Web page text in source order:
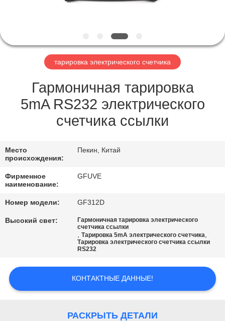
КАЧЕСТВА
СВЯЖИТЕСЬ
МЫ
НОВОСТИ
СПРОСИТЕ
КАРТА
САЙТА
тарировка электрического счетчика
Гармоничная тарировка
5mA RS232 электрического
счетчика ссылки
Место
происхождения:
Пекин, Китай
Фирменное
наименование:
GFUVE
Номер модели: GF312D
Высокий свет:
Гармоничная тарировка электрического
счетчика ссылки
,Тарировка 5mA электрического счетчика,
Тарировка электрического счетчика ссылки
RS232
КОНТАКТНЫЕ ДАННЫЕ!
РАСКРЫТЬ ДЕТАЛИ